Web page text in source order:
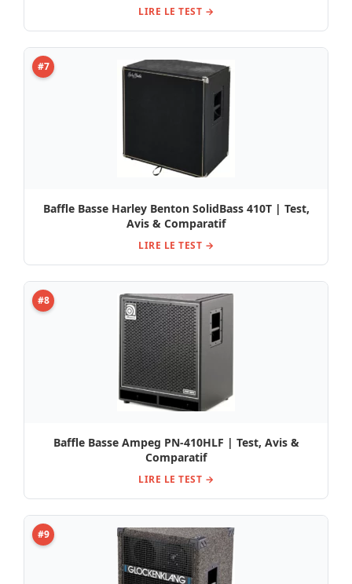
LIRE LE TEST →
#7
Baffle Basse Harley Benton SolidBass 410T | Test,
Avis & Comparatif
LIRE LE TEST →
#8
Baffle Basse Ampeg PN-410HLF | Test, Avis &
Comparatif
LIRE LE TEST →
#9